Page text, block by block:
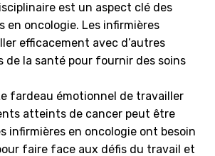
est un aspect clé des
en oncologie. Les infirmières
efficacement avec d’autres
de la santé pour fournir des soins
fardeau émotionnel de travailler
atteints de cancer peut être
infirmières en oncologie ont besoin
faire face aux défis du travail et